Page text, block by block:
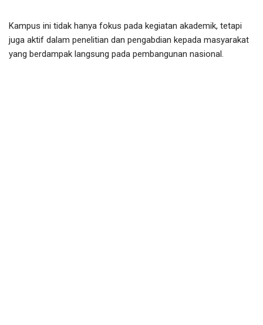
Kampus ini tidak hanya fokus pada kegiatan akademik, tetapi
juga aktif dalam penelitian dan pengabdian kepada masyarakat
yang berdampak langsung pada pembangunan nasional.